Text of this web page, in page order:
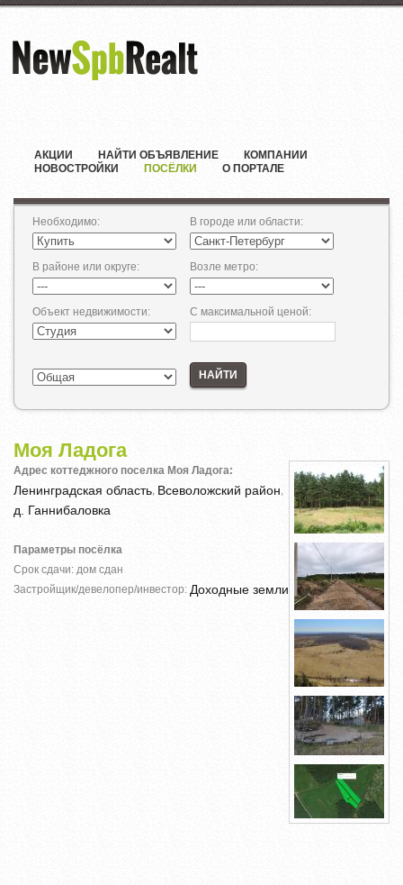
АКЦИИ НАЙТИ ОБЪЯВЛЕНИЕ
КОМПАНИИ
НОВОСТРОЙКИ
ПОСЁЛКИ О ПОРТАЛЕ
Необходимо: В городе или области:
В районе или округе: Возле метро:
Объект недвижимости: С максимальной ценой:
НАЙТИ
Моя Ладога
Адрес коттеджного поселка Моя Ладога:
Ленинградская область Всеволожский район
д. Ганнибаловка
Параметры посёлка
Срок сдачи: дом сдан
Застройщик/девелопер/инвестор: Доходные земли